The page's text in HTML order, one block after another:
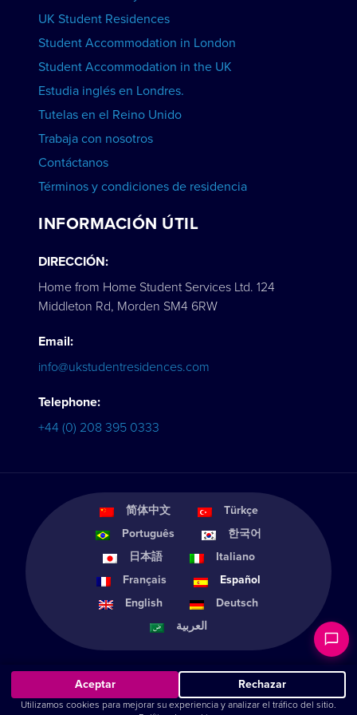
UK Student Residences
Student Accommodation in London
Student Accommodation in the UK
Estudia inglés en Londres.
Tutelas en el Reino Unido
Trabaja con nosotros
Contáctanos
Términos y condiciones de residencia
INFORMACIÓN ÚTIL
DIRECCIÓN:
Home from Home Student Services Ltd. 124
Middleton Rd, Morden SM4 6RW
Email:
info@ukstudentresidences.com
Telephone:
+44 (0) 208 395 0333
简体中文
Türkçe
Português
한국어
日本語
Italiano
Français
Español
English
Deutsch
العربية
© Home from Home Student Services 2011-2026 |Cookie Settings
Aceptar Rechazar
Utilizamos cookies para mejorar su experiencia y analizar el tráfico del sitio.